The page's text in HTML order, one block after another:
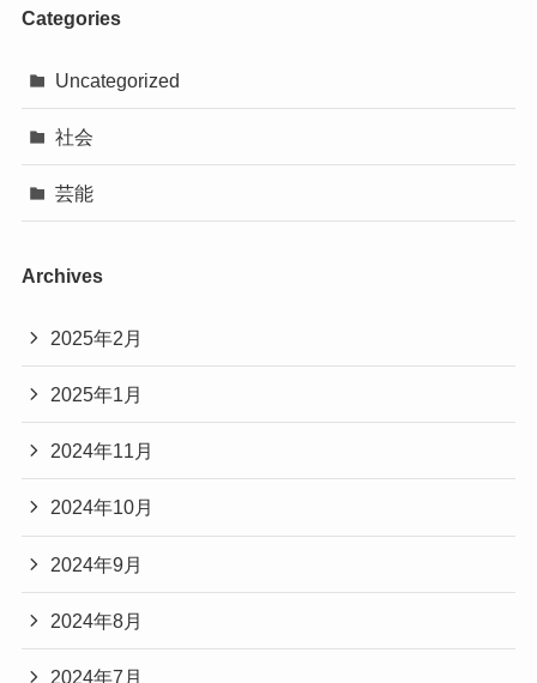
Categories
Uncategorized
社会
芸能
Archives
2025年2月
2025年1月
2024年11月
2024年10月
2024年9月
2024年8月
2024年7月